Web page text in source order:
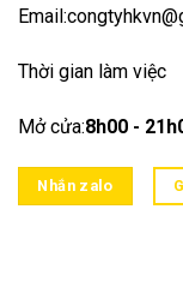
Thời gian làm việc
Mở cửa:8h00 -
Nhắn zalo